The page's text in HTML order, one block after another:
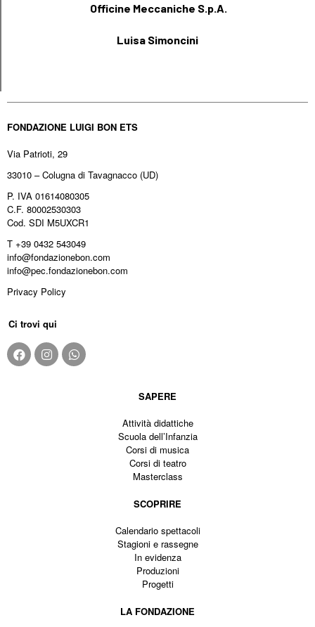
Officine Meccaniche S.p.A.
Luisa Simoncini
FONDAZIONE LUIGI BON ETS
Via Patrioti, 29
33010 – Colugna di Tavagnacco (UD)
P. IVA 01614080305
C.F. 80002530303
Cod. SDI M5UXCR1
T +39 0432 543049
info@fondazionebon.com
info@pec.fondazionebon.com
Privacy Policy
Ci trovi qui
SAPERE
Attività didattiche
Scuola dell’Infanzia
Corsi di musica
Corsi di teatro
Masterclass
SCOPRIRE
Calendario spettacoli
Stagioni e rassegne
In evidenza
Produzioni
Progetti
LA FONDAZIONE